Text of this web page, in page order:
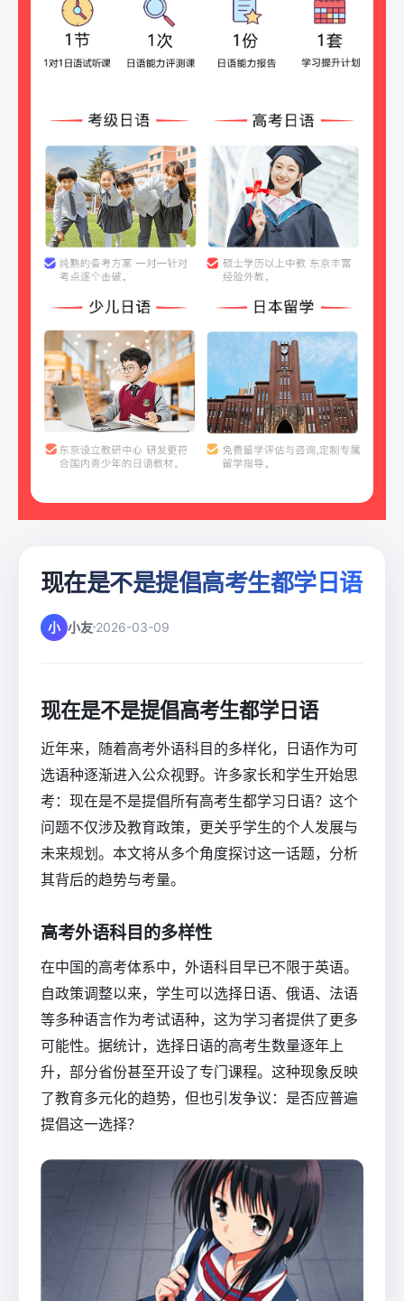
现在是不是提倡高考生都学日语
小 小友 2026-03-09
现在是不是提倡高考生都学日语
近年来，随着高考外语科目的多样化，日语作为可
选语种逐渐进入公众视野。许多家长和学生开始思
考：现在是不是提倡所有高考生都学习日语？这个
问题不仅涉及教育政策，更关乎学生的个人发展与
未来规划。本文将从多个角度探讨这一话题，分析
其背后的趋势与考量。
高考外语科目的多样性
在中国的高考体系中，外语科目早已不限于英语。
自政策调整以来，学生可以选择日语、俄语、法语
等多种语言作为考试语种，这为学习者提供了更多
可能性。据统计，选择日语的高考生数量逐年上
升，部分省份甚至开设了专门课程。这种现象反映
了教育多元化的趋势，但也引发争议：是否应普遍
提倡这一选择？